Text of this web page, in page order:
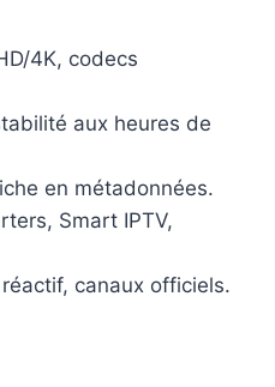
4K, codecs
aux heures de
en métadonnées.
Smart IPTV,
canaux officiels.